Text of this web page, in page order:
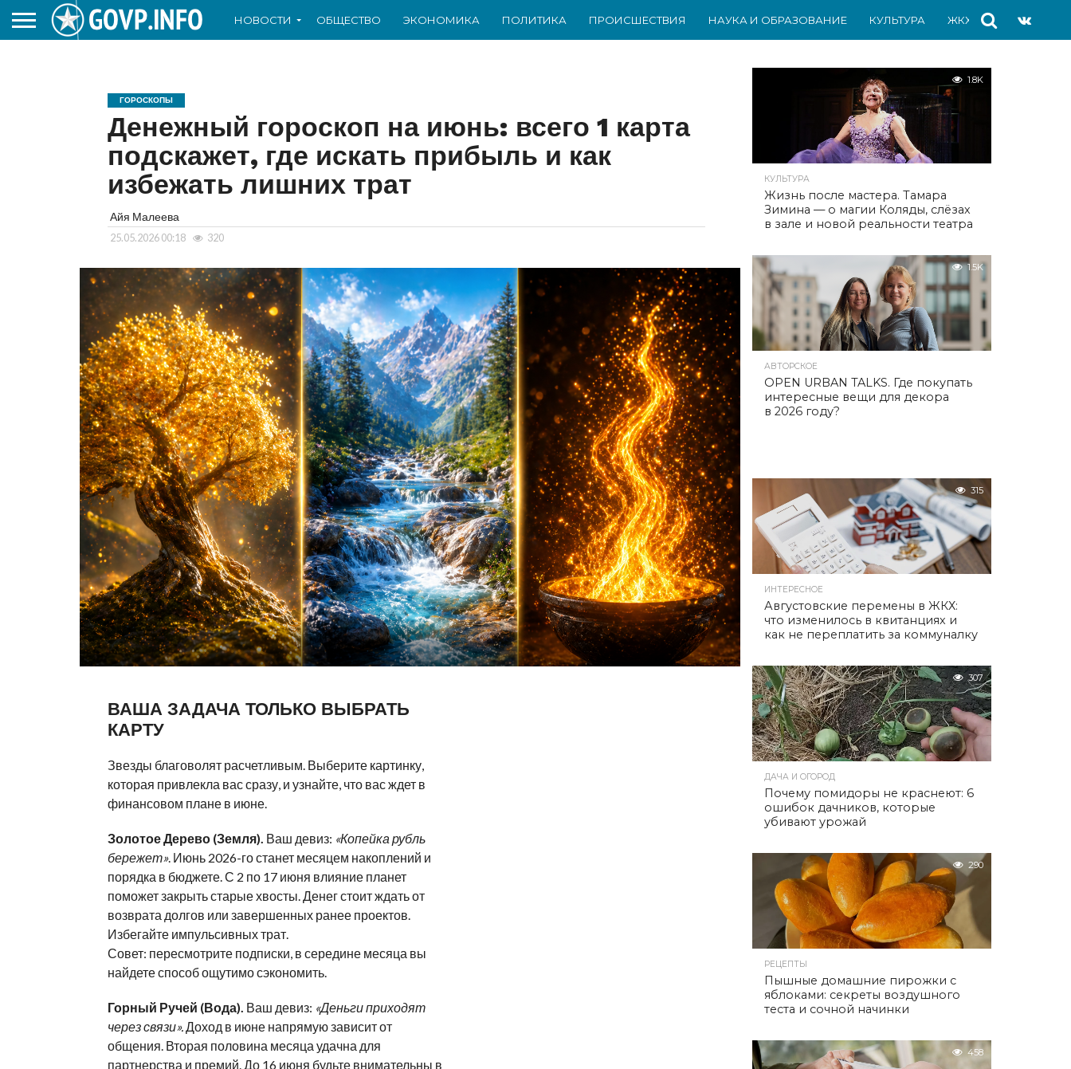
НОВОСТИ ОБЩЕСТВО ЭКОНОМИКА ПОЛИТИКА ПРОИСШЕСТВИЯ НАУКА И ОБРАЗОВАНИЕ КУЛЬТУРА ЖКХ СПОРТ
ГОРОСКОПЫ
Денежный гороскоп на июнь: всего 1 карта
подскажет, где искать прибыль и как
избежать лишних трат
Айя Малеева
25.05.2026 00:18 320
ВАША ЗАДАЧА ТОЛЬКО ВЫБРАТЬ
КАРТУ
Звезды благоволят расчетливым. Выберите картинку,
которая привлекла вас сразу, и узнайте, что вас ждет в
финансовом плане в июне.
Золотое Дерево (Земля). Ваш девиз: «Копейка рубль
бережет». Июнь 2026-го станет месяцем накоплений и
порядка в бюджете. С 2 по 17 июня влияние планет
поможет закрыть старые хвосты. Денег стоит ждать от
возврата долгов или завершенных ранее проектов.
Избегайте импульсивных трат.
Совет: пересмотрите подписки, в середине месяца вы
найдете способ ощутимо сэкономить.
Горный Ручей (Вода). Ваш девиз: «Деньги приходят
через связи».Доход в июне напрямую зависит от
общения. Вторая половина месяца удачна для
партнерства и премий. До 16 июня будьте внимательны в
1.8K
КУЛЬТУРА
Жизнь после мастера. Тамара
Зимина — о магии Коляды, слёзах
в зале и новой реальности театра
1.5K
АВТОРСКОЕ
OPEN URBAN TALKS. Где покупать
интересные вещи для декора
в 2026 году?
315
ИНТЕРЕСНОЕ
Августовские перемены в ЖКХ:
что изменилось в квитанциях и
как не переплатить за коммуналку
307
ДАЧА И ОГОРОД
Почему помидоры не краснеют: 6
ошибок дачников, которые
убивают урожай
290
РЕЦЕПТЫ
Пышные домашние пирожки с
яблоками: секреты воздушного
теста и сочной начинки
458